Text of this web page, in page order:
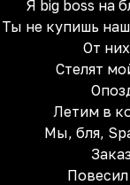
Я big boss на
Ты не купишь
От
Стелят
Летим в
Мы, бля,